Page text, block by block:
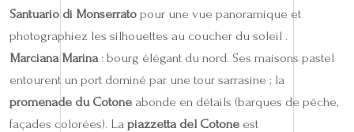
Santuario di Monserrato pour une vue panoramique et
photographiez les silhouettes au coucher du soleil .
Marciana Marina: bourg élégant du nord. Ses maisons pastel
entourent un port dominé par une tour sarrasine ; la
promenade du Cotone abonde en détails (barques de pêche,
façades colorées). La piazzetta del Cotone est